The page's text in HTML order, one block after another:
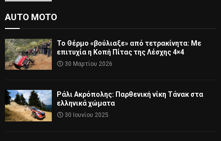
AUTO MOTO
Το Θέρμο «βούλιαξε» από τετρακίνητα: Με
επιτυχία η Κοπή Πίτας της Λέσχης 4×4
30 Μαρτίου 2026
Ράλι Ακρόπολης: Παρθενική νίκη Τάνακ στα
ελληνικά χώματα
30 Ιουνίου 2025